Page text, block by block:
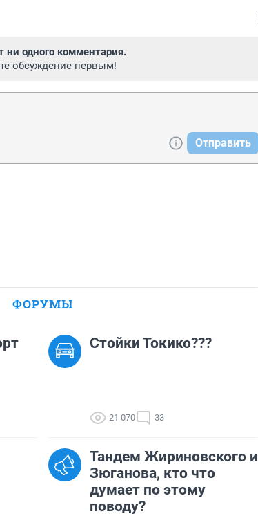
ни одного комментария.
обсуждение первым!
Отправить
ФОРУМЫ
Стойки Токико???
21 070 33
Тандем Жириновского и
Зюганова, кто что
думает по этому
поводу?